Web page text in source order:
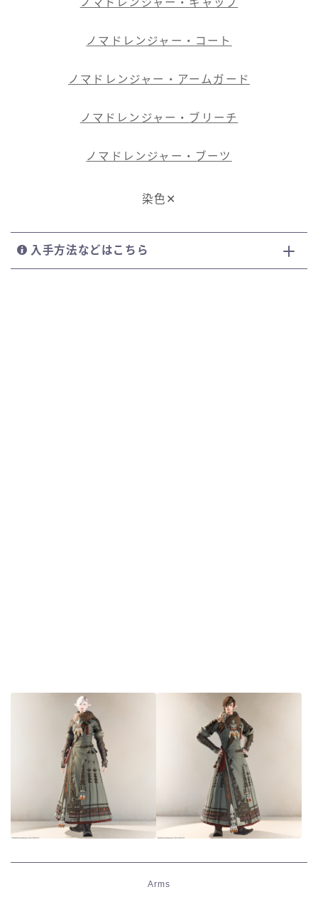
ノマドレンジャー・キャップ
ノマドレンジャー・コート
ノマドレンジャー・アームガード
ノマドレンジャー・ブリーチ
ノマドレンジャー・ブーツ
染色✕
入手方法などはこちら
Arms